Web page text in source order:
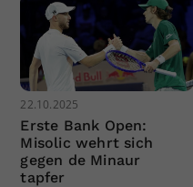
22.10.2025
Erste Bank Open:
Misolic wehrt sich
gegen de Minaur
tapfer